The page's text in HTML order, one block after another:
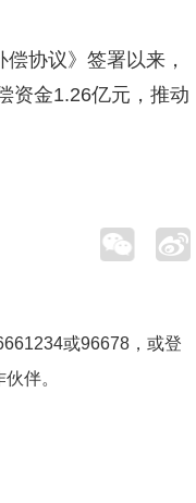
协议》签署以来，
资金1.26亿元，推动
或96678，或登
伴。